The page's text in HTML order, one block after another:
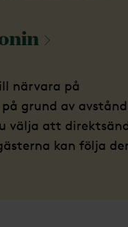
närvara på
grund av
välja att
kan följa